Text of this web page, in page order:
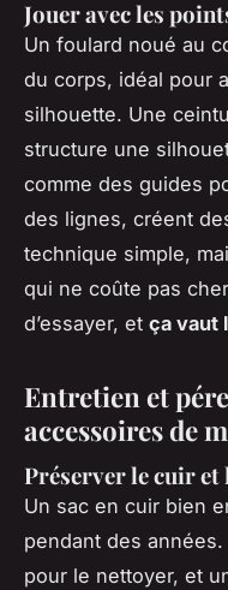
Jouer avec les
Un foulard noué au
du corps, idéal pour
silhouette. Une
structure une
comme des guides
des lignes, créent
technique simple,
qui ne coûte pas
d’essayer, et ça vaut
Entretien et
accessoires de
Préserver le cuir et
Un sac en cuir bien
pendant des
pour le nettoyer, et